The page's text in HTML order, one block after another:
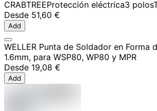
CRABTREEProtección eléctrica3 polos
Desde 51,60 €
Add
WELLER Punta de Soldador en Forma
1.6mm, para WSP80, WP80 y MPR
Desde 19,08 €
Add